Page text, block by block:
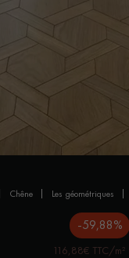
chêne les géométriques
-59,88%
116,88€ TTC/m²